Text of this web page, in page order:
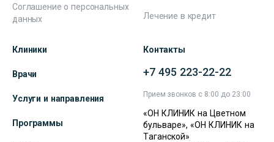
Соглашение о персональных
данных
Лечение в кредит
Клиники
Врачи
Услуги и направления
Программы
Контакты
+7 495 223-22-22
Прием звонков с 8:00 до 23:00
«ОН КЛИНИК на Цветном
бульваре», «ОН КЛИНИК на
Таганской»